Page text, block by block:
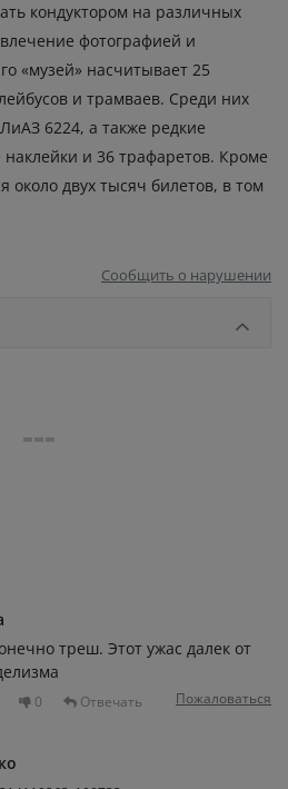
кондуктором на различных
фотографией и
«музей» насчитывает 25
и трамваев. Среди них
6224, а также редкие
и 36 трафаретов. Кроме
около двух тысяч билетов, в том
Сообщить о нарушении
треш. Этот ужас далек от
0 Отвечать Пожаловаться